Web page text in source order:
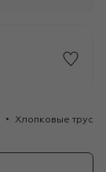
Хлопковые